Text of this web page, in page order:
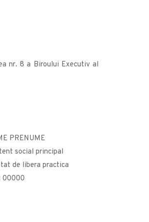
nr. 8 a Biroului Executiv al
PRENUME
social principal
de libera practica
00000